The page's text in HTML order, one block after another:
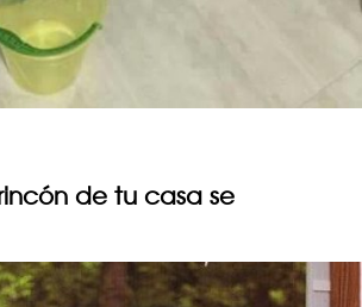
de tu casa se